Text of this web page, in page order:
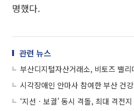
명했다.
관련 뉴스